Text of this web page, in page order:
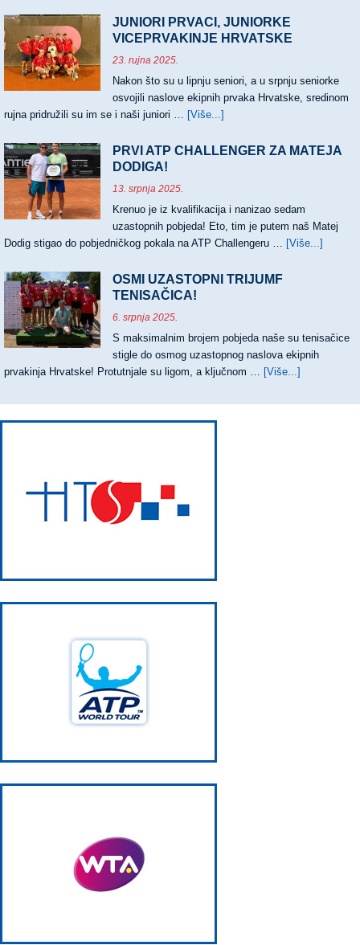
NASLOVA
HRVATSKIH
PRVAKA
JUNIORI PRVACI, JUNIORKE
VICEPRVAKINJE HRVATSKE
23. rujna 2025.
Nakon što su u lipnju seniori, a u srpnju seniorke
osvojili naslove ekipnih prvaka Hrvatske, sredinom
rujna pridružili su im se i naši juniori … [Više...]
PRVACI,
PRVI ATP CHALLENGER ZA MATEJA
DODIGA!
13. srpnja 2025.
Krenuo je iz kvalifikacija i nanizao sedam
uzastopnih pobjeda! Eto, tim je putem naš Matej
Dodig stigao do pobjedničkog pokala na ATP Challengeru … [Više...]
OSMI UZASTOPNI TRIJUMF
TENISAČICA!
6. srpnja 2025.
S maksimalnim brojem pobjeda naše su tenisačice
stigle do osmog uzastopnog naslova ekipnih
prvakinja Hrvatske! Protutnjale su ligom, a ključnom … [Više...]
UZASTOPNI